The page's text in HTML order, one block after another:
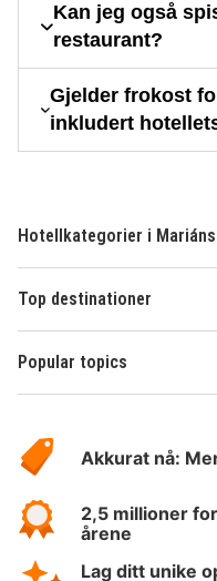
Kan jeg også
restaurant?
Gjelder frokost
inkludert
Hotellkategorier i
Top destinationer
Popular topics
Hotelspecials
Akkurat nå:
2,5 millioner
årene
Lag ditt unike